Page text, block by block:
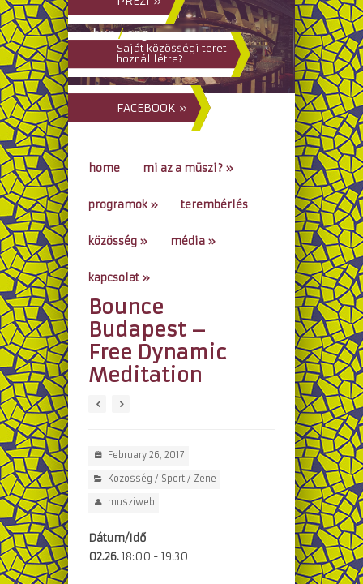
hun/eng
Saját közösségi teret
hoznál létre?
FACEBOOK »
home mi az a müszi? »
programok» terembérlés
közösség » média »
kapcsolat »
go to...
Bounce
Budapest –
Free Dynamic
Meditation
February 26, 2017
Közösség / Sport/ Zene
musziweb
Dátum/Idő
02.26.18:00 - 19:30